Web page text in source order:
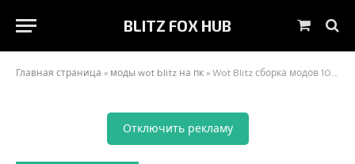
BLITZ FOX HUB Корзина
Главная страница » моды wot blitz на пк »Wot Blitz сборка модов 10.5, 10.6
Отключить рекламу